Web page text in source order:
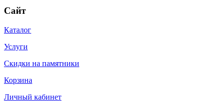
Сайт
Каталог
Услуги
Скидки на памятники
Корзина
Личный кабинет